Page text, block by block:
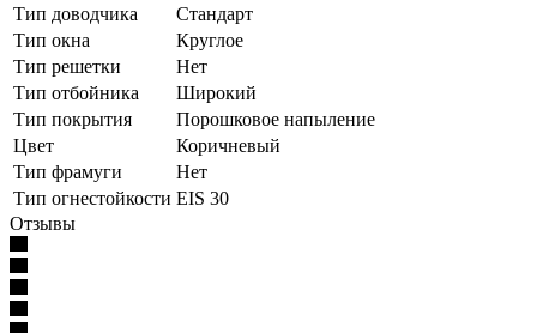
Тип доводчика
Стандарт
Тип окна
Круглое
Тип решетки
Нет
Тип отбойника
Широкий
Тип покрытия
Порошковое напыление
Цвет
Коричневый
Тип фрамуги
Нет
Тип огнестойкости EIS 30
Отзывы